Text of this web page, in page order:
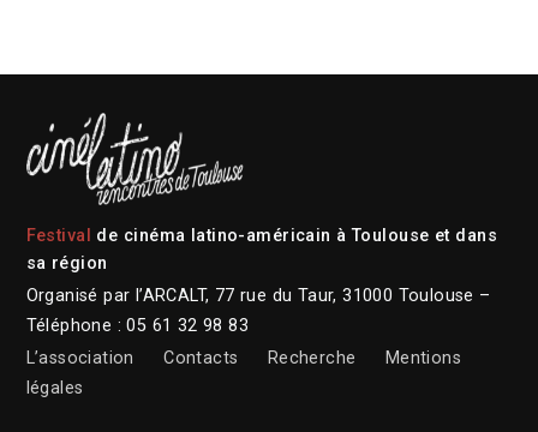
Festival
de cinéma latino-américain à Toulouse et dans
sa région
Organisé par l’ARCALT, 77 rue du Taur, 31000 Toulouse –
Téléphone : 05 61 32 98 83
L’association
Contacts Recherche
Mentions
légales